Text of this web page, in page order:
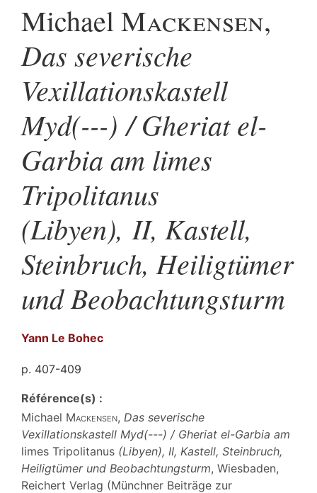
MichaelMackensen,
Das severische
Vexillationskastell
Myd(---) / Gheriat el-
Garbia am limes
Tripolitanus
(Libyen), II, Kastell,
Steinbruch, Heiligtümer
und Beobachtungsturm
Yann Le Bohec
p. 407-409
Référence(s) :
Michael Mackensen, Das severische
Vexillationskastell Myd(---) / Gheriat el-Garbia am
limes Tripolitanus (Libyen), II, Kastell, Steinbruch,
Heiligtümer und Beobachtungsturm, Wiesbaden,
Reichert Verlag (Münchner Beiträge zur